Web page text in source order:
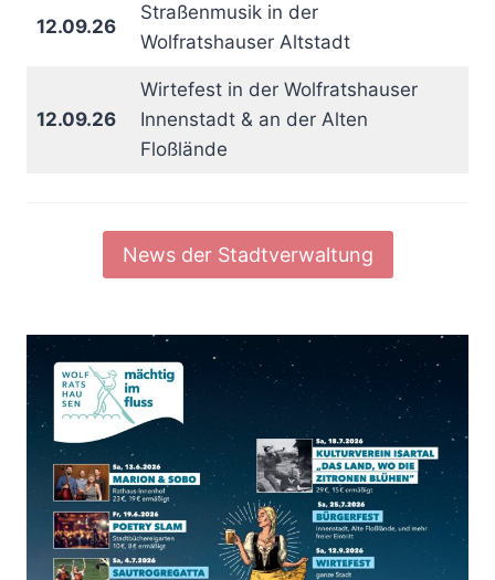
12.09.26
Straßenmusik in der
Wolfratshauser Altstadt
12.09.26
Wirtefest in der Wolfratshauser
Innenstadt & an der Alten
Floßlände
News der Stadtverwaltung